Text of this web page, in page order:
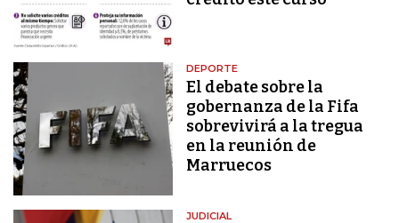
DEPORTE
El debate sobre la
gobernanza de la Fifa
sobrevivirá a la tregua
en la reunión de
Marruecos
JUDICIAL